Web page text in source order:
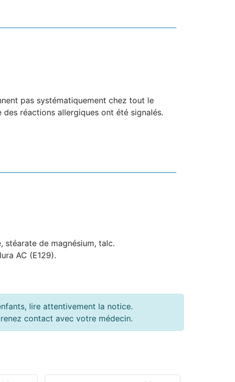
pas systématiquement chez tout le
réactions allergiques ont été signalés.
stéarate de magnésium, talc.
AC (E129).
lire attentivement la notice.
contact avec votre médecin.